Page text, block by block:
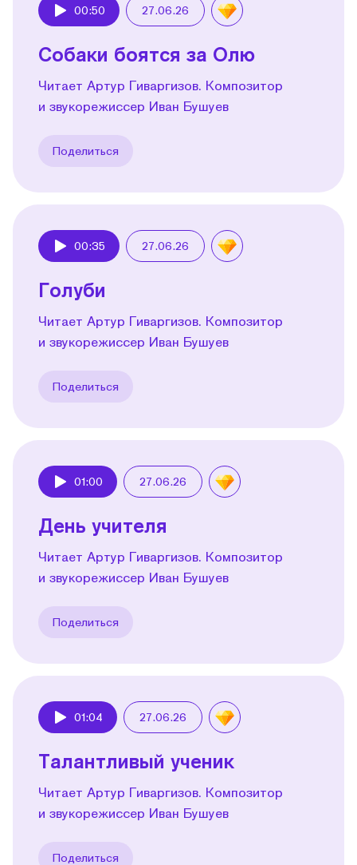
00:50 27.06.26
Собаки боятся за Олю
Читает Артур Гиваргизов. Композитор
и звукорежиссер Иван Бушуев
Поделиться
00:35 27.06.26
Голуби
Читает Артур Гиваргизов. Композитор
и звукорежиссер Иван Бушуев
Поделиться
01:00 27.06.26
День учителя
Читает Артур Гиваргизов. Композитор
и звукорежиссер Иван Бушуев
Поделиться
01:04 27.06.26
Талантливый ученик
Читает Артур Гиваргизов. Композитор
и звукорежиссер Иван Бушуев
Поделиться